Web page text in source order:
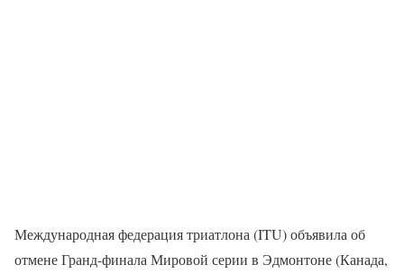
Международная федерация триатлона (ITU) объявила об
отмене Гранд-финала Мировой серии в Эдмонтоне (Канада,